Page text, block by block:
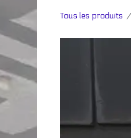
Tous les produits